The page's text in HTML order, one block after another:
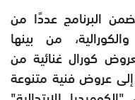
البرنامج عددًا من
من بينها
كورال غنائية من
عروض فنية متنوعة